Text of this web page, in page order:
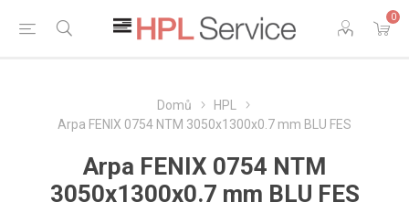
0
Domů
HPL
Arpa FENIX 0754 NTM 3050x1300x0.7 mm BLU FES
Arpa FENIX 0754 NTM
3050x1300x0.7 mm BLU FES